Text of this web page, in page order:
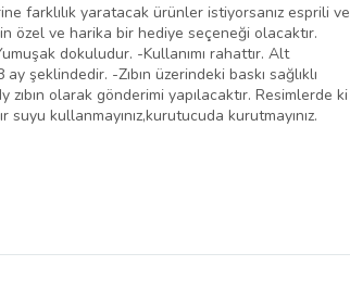
farklılık yaratacak ürünler istiyorsanız esprili ve
özel ve harika bir hediye seçeneği olacaktır.
dokuludur. -Kullanımı rahattır. Alt
şeklindedir. -Zıbın üzerindeki baskı sağlıklı
olarak gönderimi yapılacaktır. Resimlerde ki
kullanmayınız,kurutucuda kurutmayınız.